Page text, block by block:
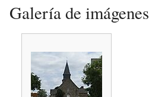
Galería de imágenes